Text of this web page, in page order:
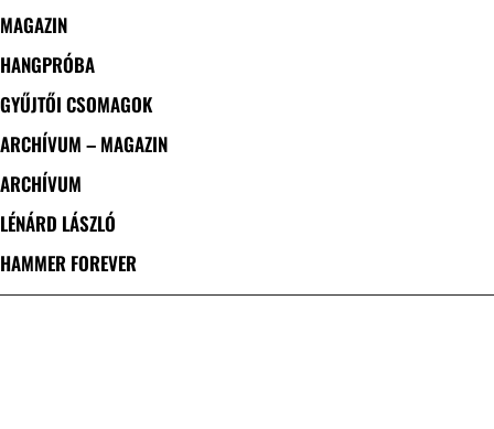
MAGAZIN
HANGPRÓBA
GYŰJTŐI CSOMAGOK
ARCHÍVUM – MAGAZIN
ARCHÍVUM
LÉNÁRD LÁSZLÓ
HAMMER FOREVER